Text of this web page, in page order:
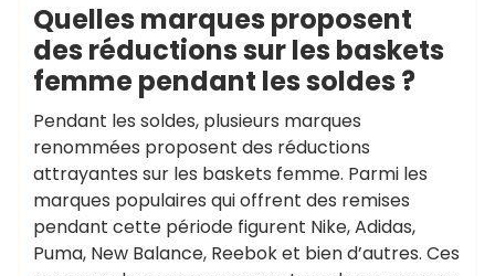
Quelles marques proposent
des réductions sur les baskets
femme pendant les soldes ?
Pendant les soldes, plusieurs marques
renommées proposent des réductions
attrayantes sur les baskets femme. Parmi les
marques populaires qui offrent des remises
pendant cette période figurent Nike, Adidas,
Puma, New Balance, Reebok et bien d’autres. Ces